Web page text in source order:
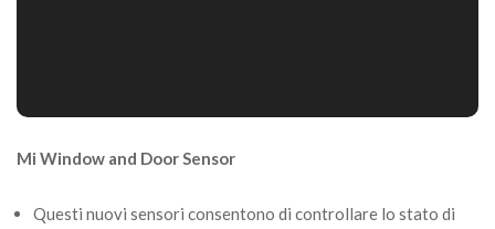
Mi Window and Door Sensor
Questi nuovi sensori consentono di controllare lo stato di